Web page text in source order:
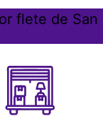
flete de